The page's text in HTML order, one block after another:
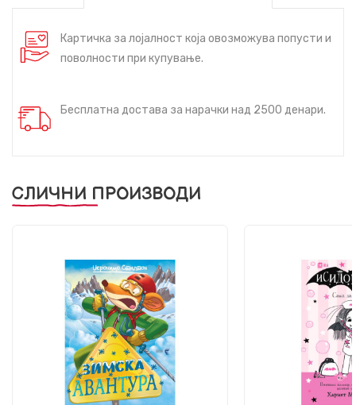
Картичка за лојалност која овозможува попусти и
поволности при купување.
Бесплатна достава за нарачки над 2500 денари.
СЛИЧНИ ПРОИЗВОДИ